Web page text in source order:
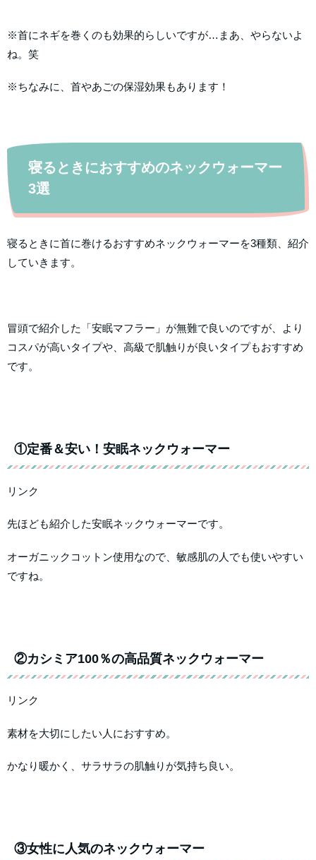
※首にネギを巻くのも効果的らしいですが…まあ、やらないよ
ね。笑
※ちなみに、首やあごの保湿効果もあります！
寝るときにおすすめのネックウォーマー
3選
寝るときに首に巻けるおすすめネックウォーマーを3種類、紹介
していきます。
冒頭で紹介した「安眠マフラー」が無難で良いのですが、より
コスパが高いタイプや、高級で肌触りが良いタイプもおすすめ
です。
①定番＆安い！安眠ネックウォーマー
リンク
先ほども紹介した安眠ネックウォーマーです。
オーガニックコットン使用なので、敏感肌の人でも使いやすい
ですね。
②カシミア100％の高品質ネックウォーマー
リンク
素材を大切にしたい人におすすめ。
かなり暖かく、サラサラの肌触りが気持ち良い。
③女性に人気のネックウォーマー